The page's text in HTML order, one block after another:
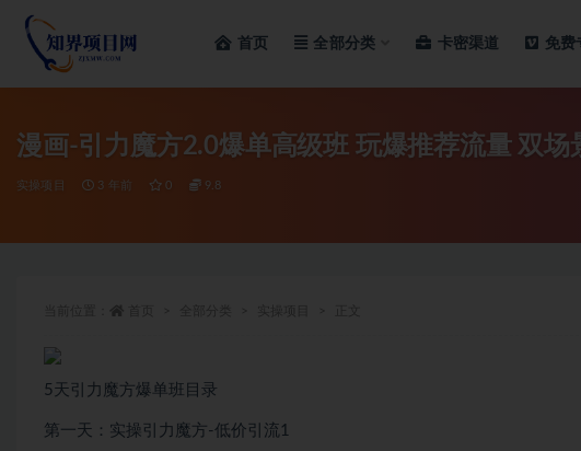
首页 全部分类 卡密渠道 免费
漫画-引力魔方2.0爆单高级班 玩爆推荐流量 双
实操项目 3 年前 0 9.8
5天引力魔方爆单班目录
第一天：实操引力魔方-低价引流1